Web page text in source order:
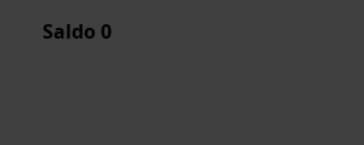
Saldo 0